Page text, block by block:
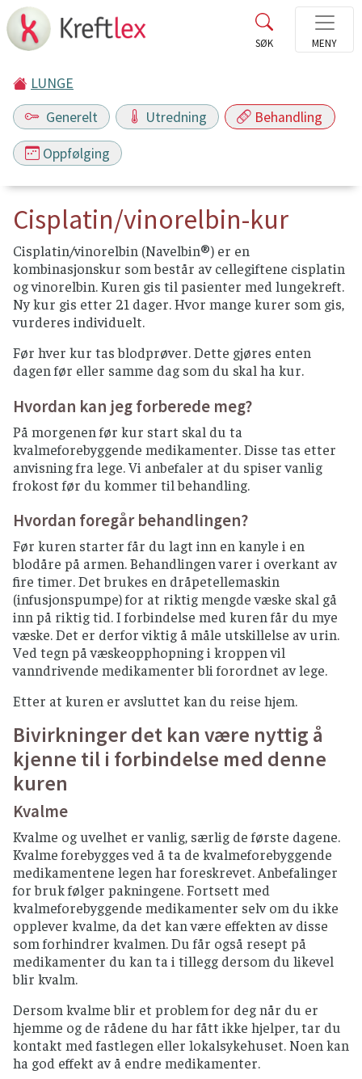
LUNGE
Generelt
Utredning Behandling
Oppfølging
Cisplatin/vinorelbin-kur
Cisplatin/vinorelbin (Navelbin®) er en
kombinasjonskur som består av cellegiftene cisplatin
og vinorelbin. Kuren gis til pasienter med lungekreft.
Ny kur gis etter 21 dager. Hvor mange kurer som gis,
vurderes individuelt.
Før hver kur tas blodprøver. Dette gjøres enten
dagen før eller samme dag som du skal ha kur.
Hvordan kan jeg forberede meg?
På morgenen før kur start skal du ta
kvalmeforebyggende medikamenter. Disse tas etter
anvisning fra lege. Vi anbefaler at du spiser vanlig
frokost før du kommer til behandling.
Hvordan foregår behandlingen?
Før kuren starter får du lagt inn en kanyle i en
blodåre på armen. Behandlingen varer i overkant av
fire timer. Det brukes en dråpetellemaskin
(infusjonspumpe) for at riktig mengde væske skal gå
inn på riktig tid. I forbindelse med kuren får du mye
væske. Det er derfor viktig å måle utskillelse av urin.
Ved tegn på væskeopphopning i kroppen vil
vanndrivende medikamenter bli forordnet av lege.
Etter at kuren er avsluttet kan du reise hjem.
Bivirkninger det kan være nyttig å
kjenne til i forbindelse med denne
kuren
Kvalme
Kvalme og uvelhet er vanlig, særlig de første dagene.
Kvalme forebygges ved å ta de kvalmeforebyggende
medikamentene legen har foreskrevet. Anbefalinger
for bruk følger pakningene. Fortsett med
kvalmeforebyggende medikamenter selv om du ikke
opplever kvalme, da det kan være effekten av disse
som forhindrer kvalmen. Du får også resept på
medikamenter du kan ta i tillegg dersom du likevel
blir kvalm.
Dersom kvalme blir et problem for deg når du er
hjemme og de rådene du har fått ikke hjelper, tar du
kontakt med fastlegen eller lokalsykehuset. Noen kan
ha god effekt av å endre medikamenter.